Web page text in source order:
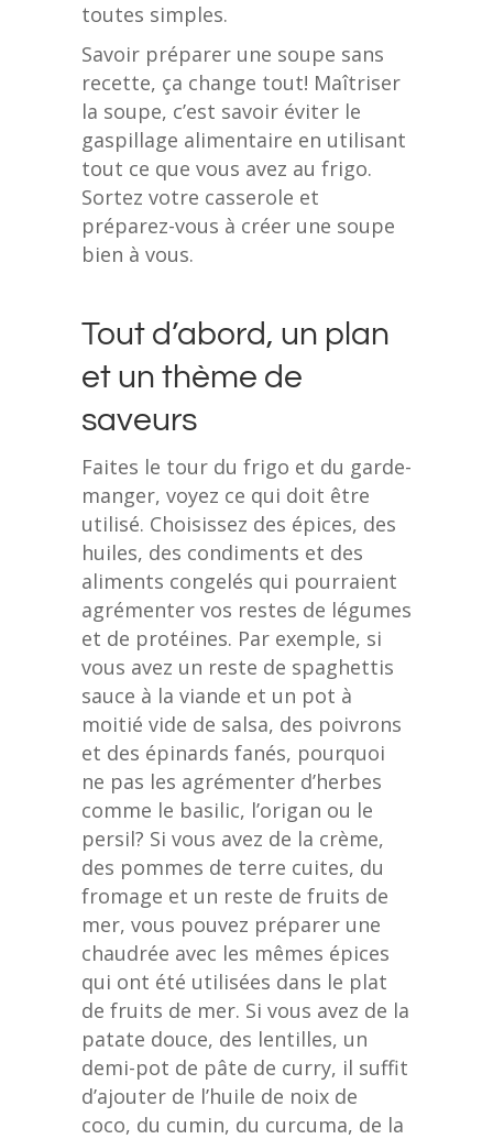
toutes simples.
Savoir préparer une soupe sans
recette, ça change tout! Maîtriser
la soupe, c’est savoir éviter le
gaspillage alimentaire en utilisant
tout ce que vous avez au frigo.
Sortez votre casserole et
préparez-vous à créer une soupe
bien à vous.
Tout d’abord, un plan
et un thème de
saveurs
Faites le tour du frigo et du garde-
manger, voyez ce qui doit être
utilisé. Choisissez des épices, des
huiles, des condiments et des
aliments congelés qui pourraient
agrémenter vos restes de légumes
et de protéines. Par exemple, si
vous avez un reste de spaghettis
sauce à la viande et un pot à
moitié vide de salsa, des poivrons
et des épinards fanés, pourquoi
ne pas les agrémenter d’herbes
comme le basilic, l’origan ou le
persil? Si vous avez de la crème,
des pommes de terre cuites, du
fromage et un reste de fruits de
mer, vous pouvez préparer une
chaudrée avec les mêmes épices
qui ont été utilisées dans le plat
de fruits de mer. Si vous avez de la
patate douce, des lentilles, un
demi-pot de pâte de curry, il suffit
d’ajouter de l’huile de noix de
coco, du cumin, du curcuma, de la